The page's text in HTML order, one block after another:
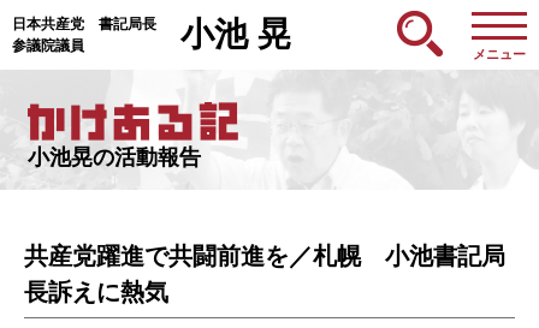
日本共産党 書記局長
参議院議員
小池 晃
メニュー
小池晃の活動報告
共産党躍進で共闘前進を／札幌 小池書記局
長訴えに熱気